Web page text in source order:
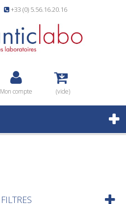
+33 (0) 5.56.16.20.16
Mon compte (vide)
FILTRES